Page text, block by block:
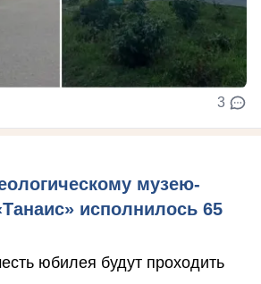
3
музею-
исполнилось 65
юбилея будут проходить